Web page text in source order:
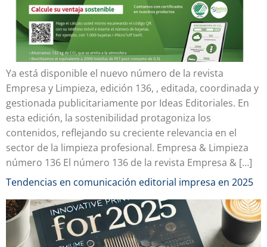
Ya está disponible el nuevo número de la revista
Empresa y Limpieza, edición 136, , editada, coordinada y
gestionada publicitariamente por Ideas Editoriales. En
esta edición, la sostenibilidad protagoniza los
contenidos, reflejando su creciente relevancia en el
sector de la limpieza profesional. Empresa & Limpieza
número 136 El número 136 de la revista Empresa & […]
Tendencias en comunicación editorial impresa en 2025